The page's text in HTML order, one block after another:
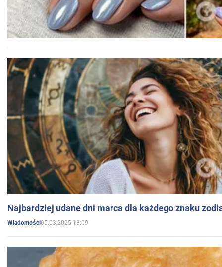
Najbardziej udane dni marca dla każdego znaku
Wiadomości05.03.2025 18:09